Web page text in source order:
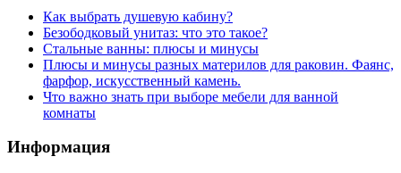
Как выбрать душевую кабину?
Безободковый унитаз: что это такое?
Стальные ванны: плюсы и минусы
Плюсы и минусы разных материлов для раковин. Фаянс,
фарфор, искусственный камень.
Что важно знать при выборе мебели для ванной
комнаты
Информация